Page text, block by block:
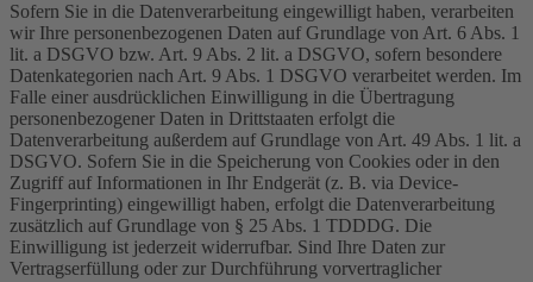
Sofern Sie in die Datenverarbeitung eingewilligt haben, verarbeiten
wir Ihre personenbezogenen Daten auf Grundlage von Art. 6 Abs. 1
lit. a DSGVO bzw. Art. 9 Abs. 2 lit. a DSGVO, sofern besondere
Datenkategorien nach Art. 9 Abs. 1 DSGVO verarbeitet werden. Im
Falle einer ausdrücklichen Einwilligung in die Übertragung
personenbezogener Daten in Drittstaaten erfolgt die
Datenverarbeitung außerdem auf Grundlage von Art. 49 Abs. 1 lit. a
DSGVO. Sofern Sie in die Speicherung von Cookies oder in den
Zugriff auf Informationen in Ihr Endgerät (z. B. via Device-
Fingerprinting) eingewilligt haben, erfolgt die Datenverarbeitung
zusätzlich auf Grundlage von § 25 Abs. 1 TDDDG. Die
Einwilligung ist jederzeit widerrufbar. Sind Ihre Daten zur
Vertragserfüllung oder zur Durchführung vorvertraglicher